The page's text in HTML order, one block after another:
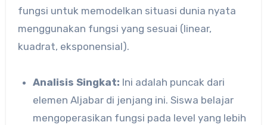
fungsi untuk memodelkan situasi dunia nyata
menggunakan fungsi yang sesuai (linear,
kuadrat, eksponensial).
Analisis Singkat: Ini adalah puncak dari
elemen Aljabar di jenjang ini. Siswa belajar
mengoperasikan fungsi pada level yang lebih